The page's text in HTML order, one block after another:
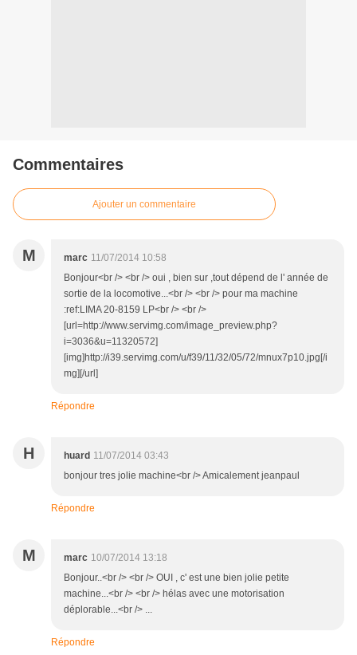
Commentaires
Ajouter un commentaire
M marc 11/07/2014 10:58
Bonjour<br /> <br /> oui , bien sur ,tout dépend de l' année de
sortie de la locomotive...<br /> <br /> pour ma machine
:ref:LIMA 20-8159 LP<br /> <br />
[url=http://www.servimg.com/image_preview.php?
i=3036&u=11320572]
[img]http://i39.servimg.com/u/f39/11/32/05/72/mnux7p10.jpg[/i
mg][/url]
Répondre
H huard 11/07/2014 03:43
bonjour tres jolie machine<br /> Amicalement jeanpaul
Répondre
M marc 10/07/2014 13:18
Bonjour..<br /> <br /> OUI , c' est une bien jolie petite
machine...<br /> <br /> hélas avec une motorisation
déplorable...<br /> ...
Répondre